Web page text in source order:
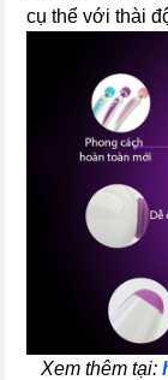
cụ thể với thài
Xem thêm tại: